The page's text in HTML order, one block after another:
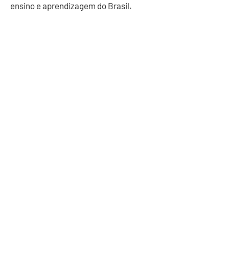
ensino e aprendizagem do Brasil.